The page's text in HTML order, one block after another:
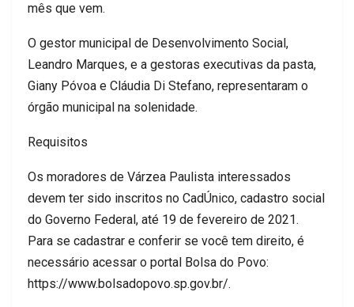
mês que vem.
O gestor municipal de Desenvolvimento Social,
Leandro Marques, e a gestoras executivas da pasta,
Giany Póvoa e Cláudia Di Stefano, representaram o
órgão municipal na solenidade.
Requisitos
Os moradores de Várzea Paulista interessados
devem ter sido inscritos no CadÚnico, cadastro social
do Governo Federal, até 19 de fevereiro de 2021.
Para se cadastrar e conferir se você tem direito, é
necessário acessar o portal Bolsa do Povo:
https://www.bolsadopovo.sp.gov.br/.